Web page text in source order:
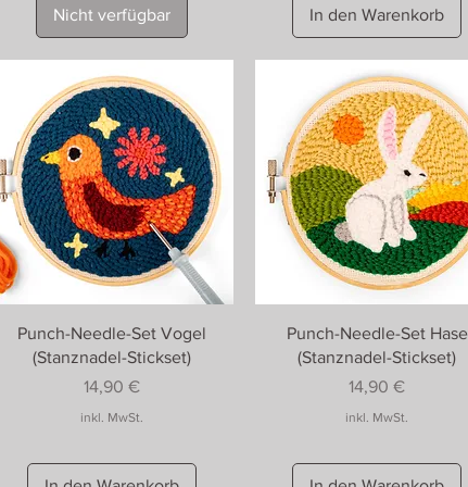
Nicht verfügbar In den Warenkorb
Punch-Needle-Set Vogel
(Stanznadel-Stickset)
Preis
14,90 €
inkl. MwSt.
Punch-Needle-Set Hase
(Stanznadel-Stickset)
Preis
14,90 €
inkl. MwSt.